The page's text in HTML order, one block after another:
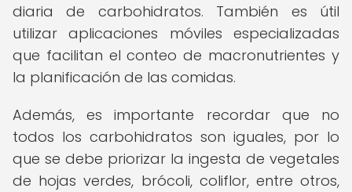
diaria de carbohidratos. También es útil
utilizar aplicaciones móviles especializadas
que facilitan el conteo de macronutrientes y
la planificación de las comidas.
Además, es importante recordar que no
todos los carbohidratos son iguales, por lo
que se debe priorizar la ingesta de vegetales
de hojas verdes, brócoli, coliflor, entre otros,